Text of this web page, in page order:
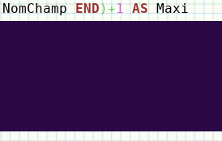
NomChampEND)+1 ASMaxi